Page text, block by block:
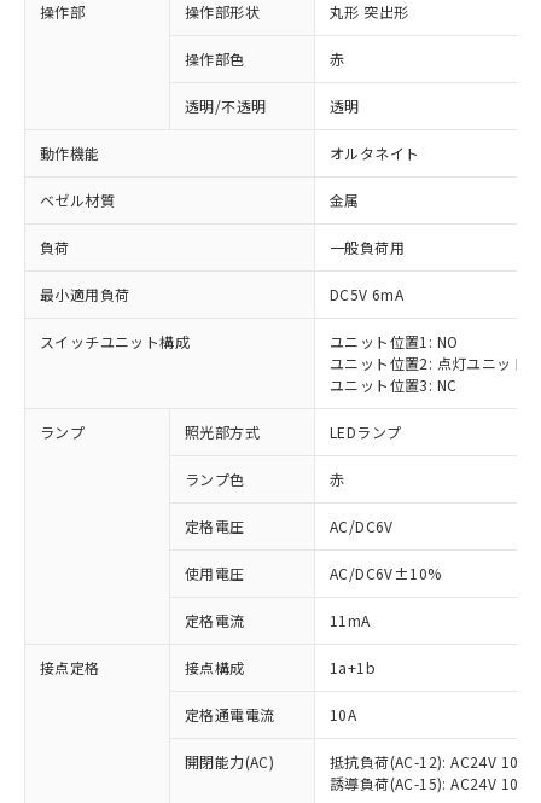
操作部 操作部形状 丸形 突出形
操作部色 赤
透明/不透明 透明
動作機能 オルタネイト
ベゼル材質 金属
負荷 一般負荷用
最小適用負荷 DC5V 6mA
スイッチユニット構成
ユニット位置1: NO
ユニット位置2: 点灯ユニット
ユニット位置3: NC
ランプ 照光部方式 LEDランプ
ランプ色 赤
定格電圧 AC/DC6V
使用電圧 AC/DC6V±10%
定格電流 11mA
接点定格 接点構成 1a+1b
定格通電電流 10A
開閉能力(AC)
抵抗負荷(AC-12): AC24V 10A/
誘導負荷(AC-15): AC24V
ご利用条件
ご利用ください。
非含有に対応した製品が提供可能な商品で
有に対応した製品に切り替える予定のある
対応予定なし：EU RoHS指令（10物質）の
非含有に非対応の商品で、対応品を出す予
定はありません。
調査・確認中：EU RoHS指令（10物質）の